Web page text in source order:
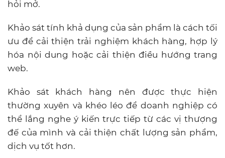
hỏi mở.
Khảo sát tính khả dụng của sản phẩm là cách tối
ưu để cải thiện trải nghiệm khách hàng, hợp lý
hóa nội dung hoặc cải thiện điều hướng trang
web.
Khảo sát khách hàng nên được thực hiện
thường xuyên và khéo léo để doanh nghiệp có
thể lắng nghe ý kiến trực tiếp từ các vị thượng
đế của mình và cải thiện chất lượng sản phẩm,
dịch vụ tốt hơn.